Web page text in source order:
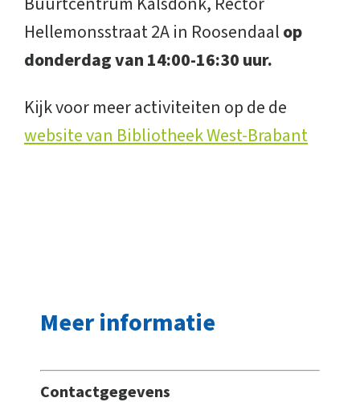
Hellemonsstraat 2Ain Roosendaalop
donderdag van 14:00-16:30 uur.
Kijk voor meer activiteiten op de de
website van Bibliotheek West-Brabant
Meer informatie
Contactgegevens